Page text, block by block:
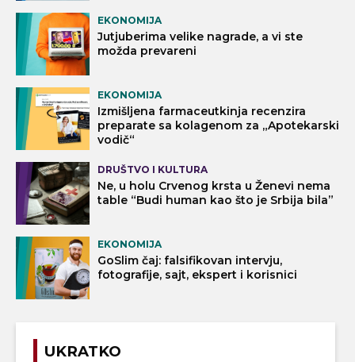
EKONOMIJA
Jutjuberima velike nagrade, a vi ste
možda prevareni
EKONOMIJA
Izmišljena farmaceutkinja recenzira
preparate sa kolagenom za „Apotekarski
vodič“
DRUŠTVO I KULTURA
Ne, u holu Crvenog krsta u Ženevi nema
table “Budi human kao što je Srbija bila”
EKONOMIJA
GoSlim čaj: falsifikovan intervju,
fotografije, sajt, ekspert i korisnici
UKRATKO